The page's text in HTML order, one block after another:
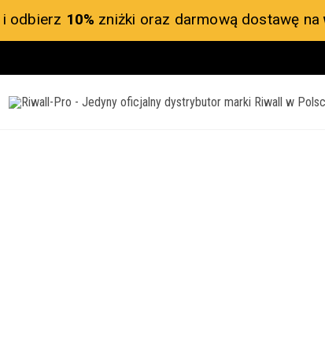
i odbierz 10% zniżki oraz darmową dostawę na